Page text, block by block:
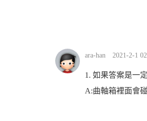
ara-han 2021-2-1
1. 如果答案是一
A:曲軸箱裡面會